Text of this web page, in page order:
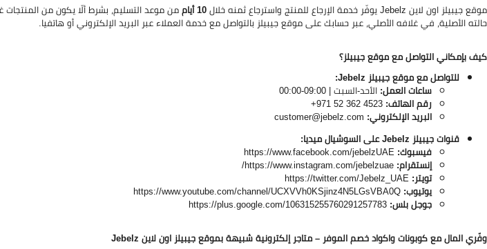
موقع جيبيلز اون لاين Jebelz يوفّر خدمة الإرجاع للمنتج واسترجاع ثمنه خلال
10 أيام من موعد التسليم، بشرط ألّا يكون من المنتجات
حالته الأصلية، في غلافه الأصلي، عبر حسابك على موقع جيبيلز بالتواصل مع خدمة العملاء عبر البريد الإلكتروني أو هاتفيا.
كيف بإمكاني التواصل مع موقع جيبيلز؟
للتواصل مع موقع جيبيلز Jebelz:
ساعات العمل: الأحد-السبت | 09:00-00:00
رقم الهاتف: 4523 362 52 971+
البريد الإلكتروني: customer@jebelz.com
قنوات جيبيلز Jebelz
على السوشيال ميديا:
فيسبوك: https://www.facebook.com/jebelzUAE
إنستقرام: https://www.instagram.com/jebelzuae/
تويتر: https://twitter.com/Jebelz_UAE
يوتيوب: https://www.youtube.com/channel/UCXVVh0KSjinz4N5LGsVBA0Q
جوجل بلس: https://plus.google.com/106315255760291257783
وفّري المال مع كوبونات واكواد خصم الموفر – متاجر إلكترونية شبيهة بموقع جيبيلز اون لاين Jebelz